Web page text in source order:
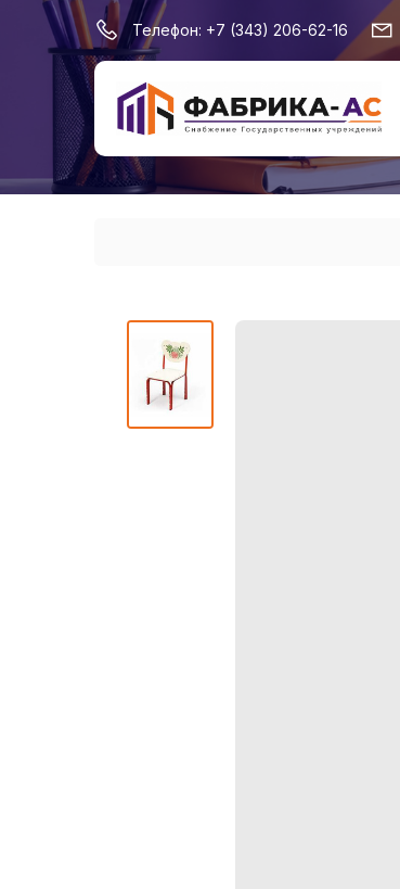
Телефон: +7 (343) 206-62-16